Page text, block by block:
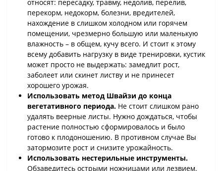
относят: пересадку, травму, недолив, перелив,
перекорм, недокорм, болезни, вредителей,
нахождение в слишком холодном или горячем
помещении, чрезмерно большую или маленькую
влажность – в общем, кучу всего. И стоит к этому
всему добавить нагрузку в виде тренировки, кустик
может просто не выдержать: замедлит рост,
заболеет или скинет листву и не принесет
хорошего урожая.
Использовать метод Швайзи до конца
вегетативного периода. Не стоит слишком рано
удалять веерные листы. Нужно дождаться, чтобы
растение полностью сформировалось и было
готово к плодоношению. В противном случае Вы
затормозите рост и снизите урожайность.
Использовать нестерильные инструменты.
Обзаведитесь острыми ножницами или лезвием.